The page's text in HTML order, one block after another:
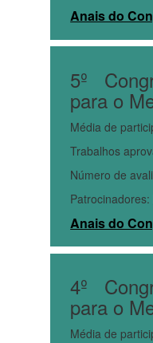
Anais do
5º
para o
Média de
Trabalhos
Número de
Patrocinadores:
Anais do
4º
para o
Média de